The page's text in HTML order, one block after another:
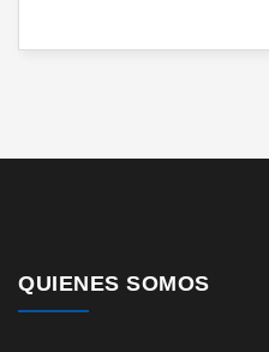
QUIENES SOMOS